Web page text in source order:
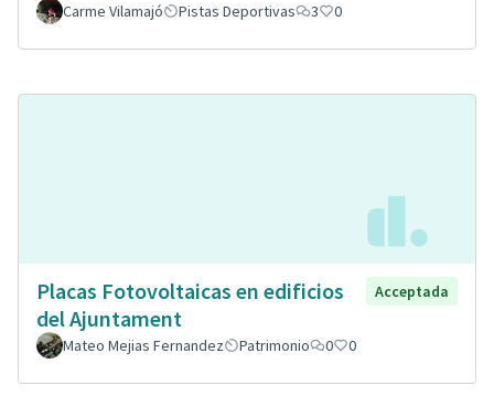
Carme Vilamajó Pistas Deportivas 3 0
Placas Fotovoltaicas en edificios
del Ajuntament
Acceptada
Mateo Mejias Fernandez Patrimonio 0 0